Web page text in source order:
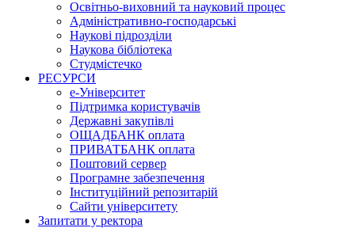
Освітньо-виховний та науковий процес
Адміністративно-господарські
Наукові підрозділи
Наукова бібліотека
Студмістечко
РЕСУРСИ
е-Університет
Підтримка користувачів
Державні закупівлі
ОЩАДБАНК оплата
ПРИВАТБАНК оплата
Поштовий сервер
Програмне забезпечення
Інституційний репозитарій
Сайти університету
Запитати у ректора